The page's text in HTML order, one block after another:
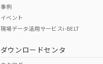
この
その他の認証はこ
事例
イベント
現場データ活用サービスi-BELT
ダウンロードセンタ